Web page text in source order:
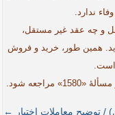
ندارد.
و چه عقد غیر مستقل،
همین طور، خرید و فروش
است.
/ توضیح معاملات اختیار ←